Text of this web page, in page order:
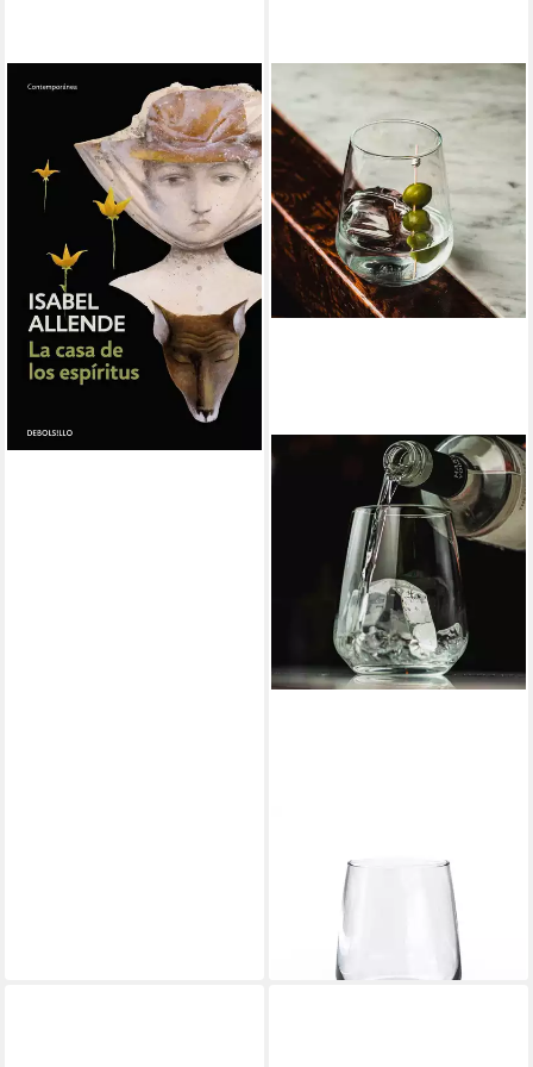
La Casa de los espiritus /
17,99 €
lieferbar - in 2-3 Werktagen bei dir
Glas Wasserglas Limonade
Longdrink 350 ml, 6-tlg., Glas
(9,95 €/ 1 Stk)
lieferbar - in 2-3 Werktagen bei dir